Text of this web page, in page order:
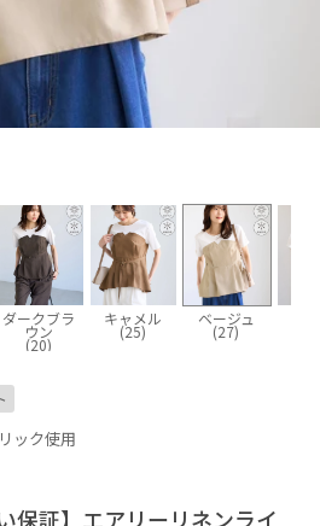
ダークブラ
ウン
(20)
キャメル
(25)
ベージュ
(27)
ック使用
保証】エアリーリネンライ